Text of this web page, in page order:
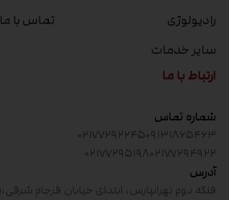
رادیولوژی
سایر خدمات
تماس با ما
ارتباط با ما
شماره تماس
۰۹۱۳۱۸۶۵۴۶۳۰۲۱۷۷۲۹۲۲۴۵
۰۲۱۷۷۲۹۴۹۲۲۰۲۱۷۷۲۹۵۱۹۸
آدرس